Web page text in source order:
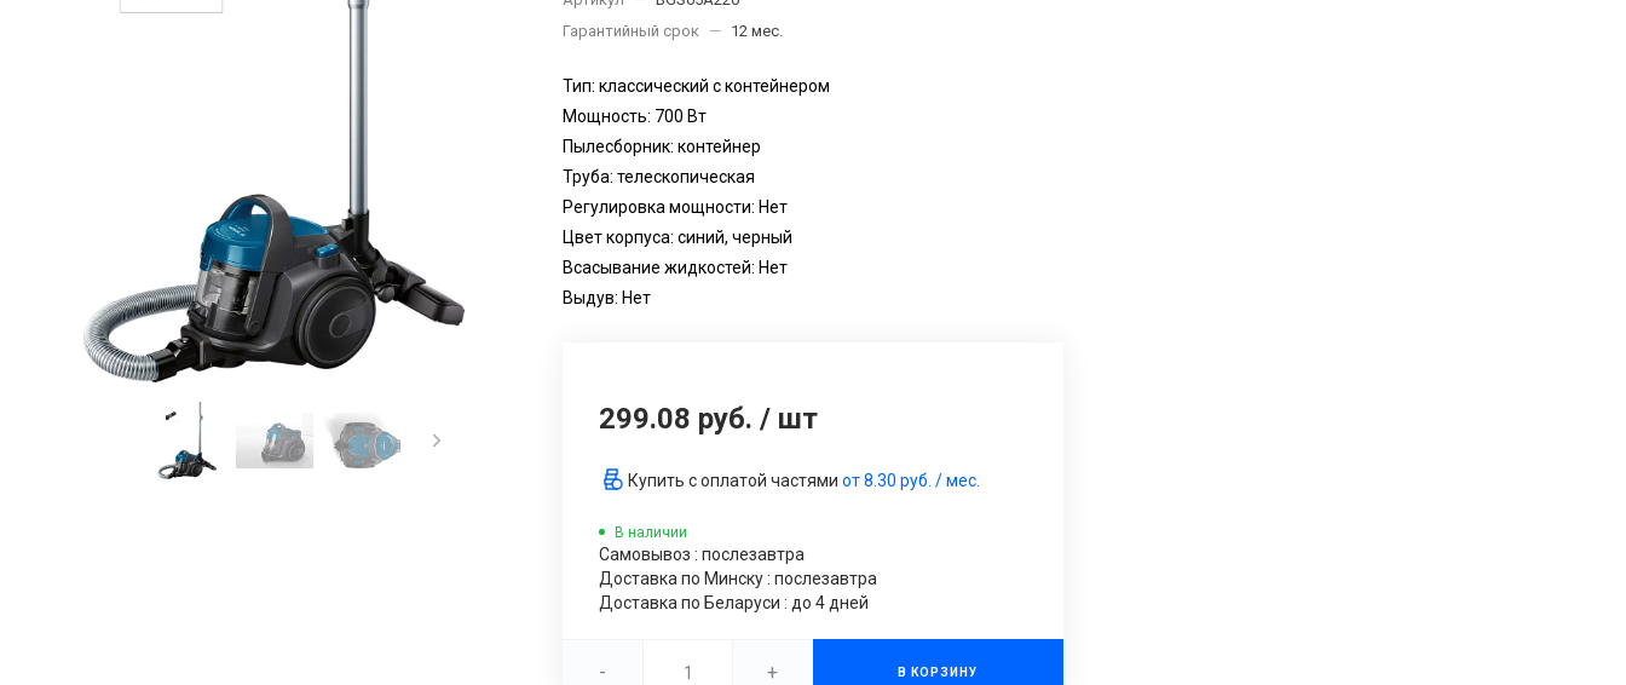
Гарантийный срок
— 12 мес.
Тип: классический с контейнером
Мощность: 700 Вт
Пылесборник: контейнер
Труба: телескопическая
Регулировка мощности: Нет
Цвет корпуса: синий, черный
Всасывание жидкостей: Нет
Выдув: Нет
299.08 руб. / шт
Купить с оплатой частямиот8.30 руб. / мес.
В наличии
Самовывоз : послезавтра
Доставка по Минску : послезавтра
Доставка по Беларуси : до 4 дней
- + В КОРЗИНУ